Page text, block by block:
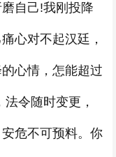
自己!我刚投降
心对不起汉廷，
心情，怎能超过
令随时变更，
危不可预料。你